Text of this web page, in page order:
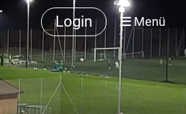
Login Menü